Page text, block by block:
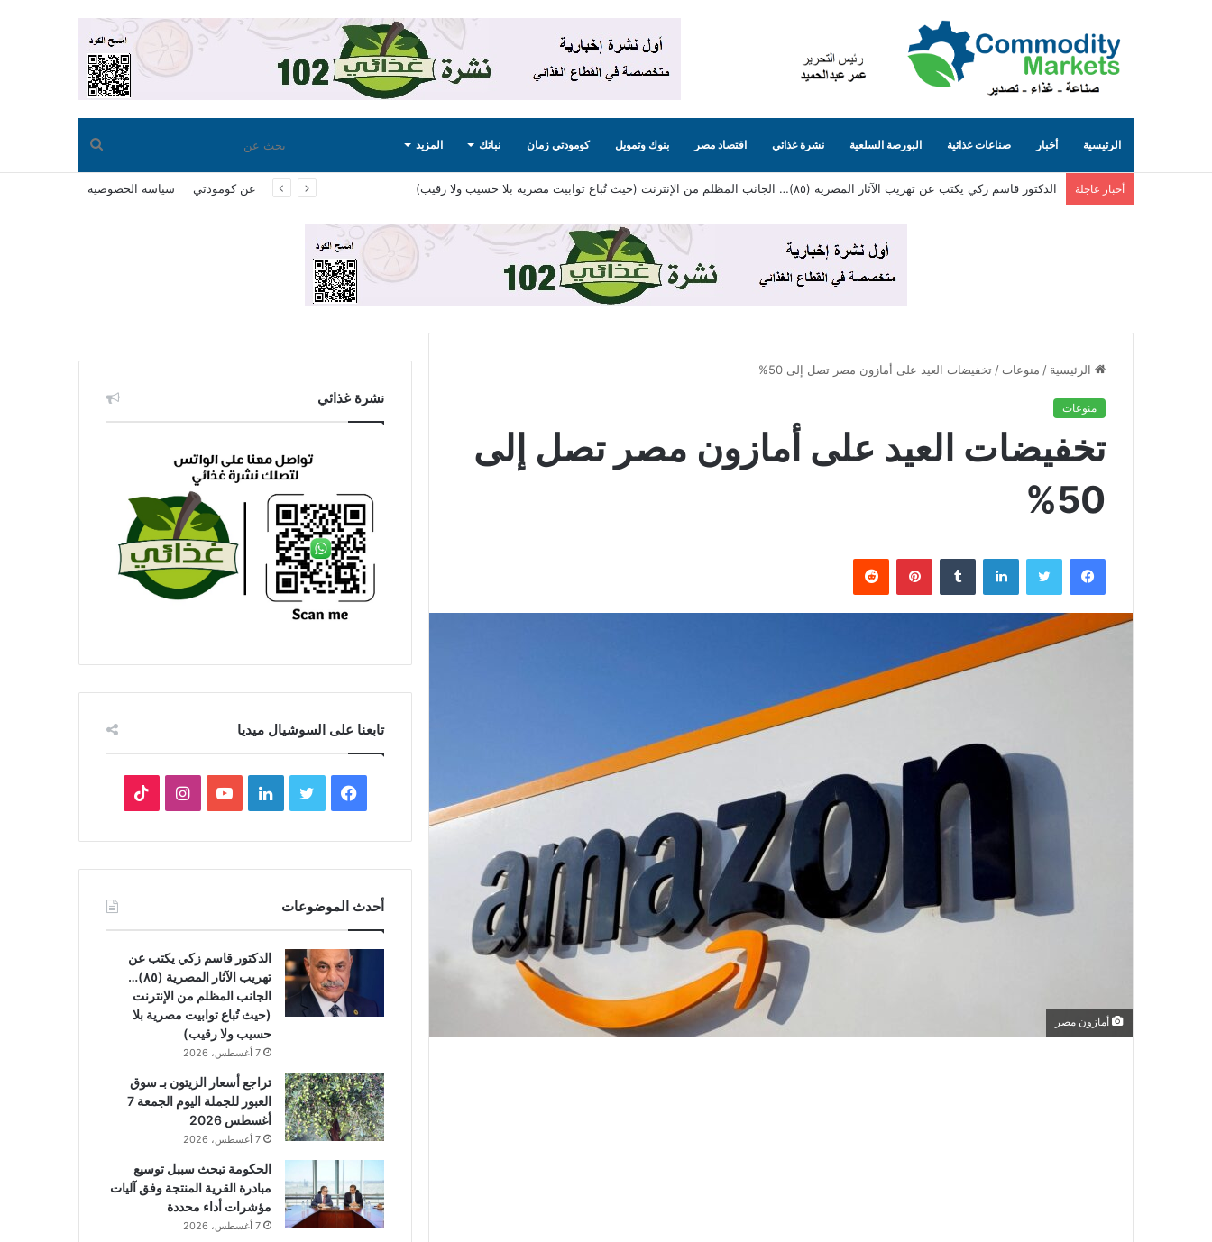
الرئيسية أخبار صناعات غذائية البورصة السلعية نشرة غذائي اقتصاد مصر بنوك وتمويل كومودتي زمان نباتك المزيد بحث
عن
أخبار عاجلة الدكتور قاسم زكي يكتب عن تهريب الآثار المصرية (٨٥)… الجانب المظلم من الإنترنت (حيث تُباع توابيت مصرية بلا حسيب ولا رقيب) عن كومودتي سياسة الخصوصية
الرئيسية / منوعات / تخفيضات العيد على أمازون مصر تصل إلى 50%
منوعات
تخفيضات العيد على أمازون مصر تصل إلى
50%
فيسبوك تويتر لينكدإن بينتيريست
أمازون مصر
نشرة غذائي
تابعنا على السوشيال ميديا
فيسبوكتويتر لينكدإنيوتيوبانستقرام
أحدث الموضوعات
الدكتور قاسم زكي يكتب عن
تهريب الآثار المصرية (٨٥)…
الجانب المظلم من الإنترنت
(حيث تُباع توابيت مصرية بلا
حسيب ولا رقيب)
7 أغسطس، 2026
تراجع أسعار الزيتون بـ سوق
العبور للجملة اليوم الجمعة 7
أغسطس 2026
7 أغسطس، 2026
الحكومة تبحث سببل توسيع
مبادرة القرية المنتجة وفق آليات
مؤشرات أداء محددة
7 أغسطس، 2026